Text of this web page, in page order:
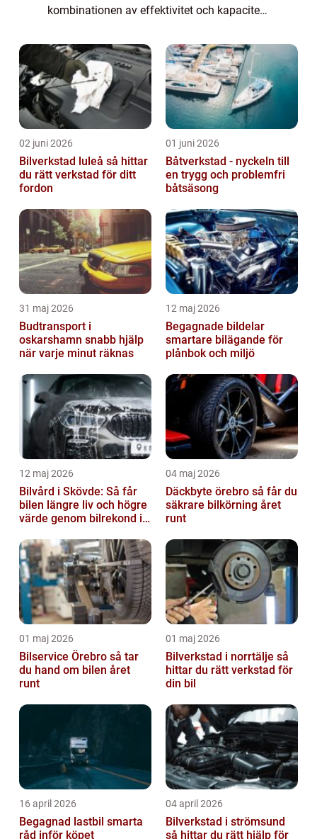
kombinationen av effektivitet och kapacitet
erbjuder både miljövänlig hybridteknologi
o...
02 juni 2026
Bilverkstad luleå så hittar
du rätt verkstad för ditt
fordon
01 juni 2026
Båtverkstad - nyckeln till
en trygg och problemfri
båtsäsong
31 maj 2026
Budtransport i
oskarshamn snabb hjälp
när varje minut räknas
12 maj 2026
Begagnade bildelar
smartare bilägande för
plånbok och miljö
12 maj 2026
Bilvård i Skövde: Så får
bilen längre liv och högre
värde genom bilrekond i
04 maj 2026
Däckbyte örebro så får du
säkrare bilkörning året
runt
01 maj 2026
Bilservice Örebro så tar
du hand om bilen året
runt
01 maj 2026
Bilverkstad i norrtälje så
hittar du rätt verkstad för
din bil
16 april 2026
Begagnad lastbil smarta
råd inför köpet
04 april 2026
Bilverkstad i strömsund
så hittar du rätt hjälp för